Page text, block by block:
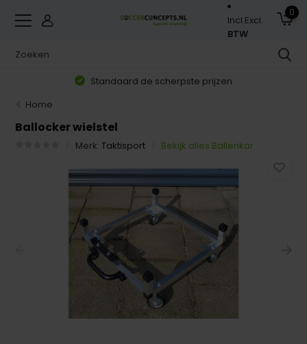
Incl.Excl.
BTW
0
Standaard de scherpste prijzen
Home
Ballocker wielstel
Merk:Taktisport Bekijk alles Ballenkar